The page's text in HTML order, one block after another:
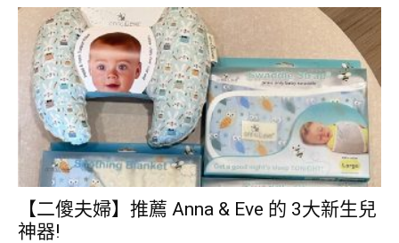
【二傻夫婦】推薦 Anna & Eve 的 3大新生兒
神器!